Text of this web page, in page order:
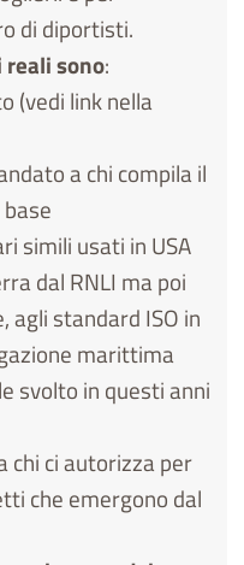
di diportisti.
reali sono:
(vedi link nella
a chi compila il
simili usati in USA
dal RNLI ma poi
agli standard ISO in
marittima
svolto in questi anni
chi ci autorizza per
che emergono dal